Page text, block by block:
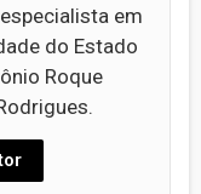
em
do Estado
Roque